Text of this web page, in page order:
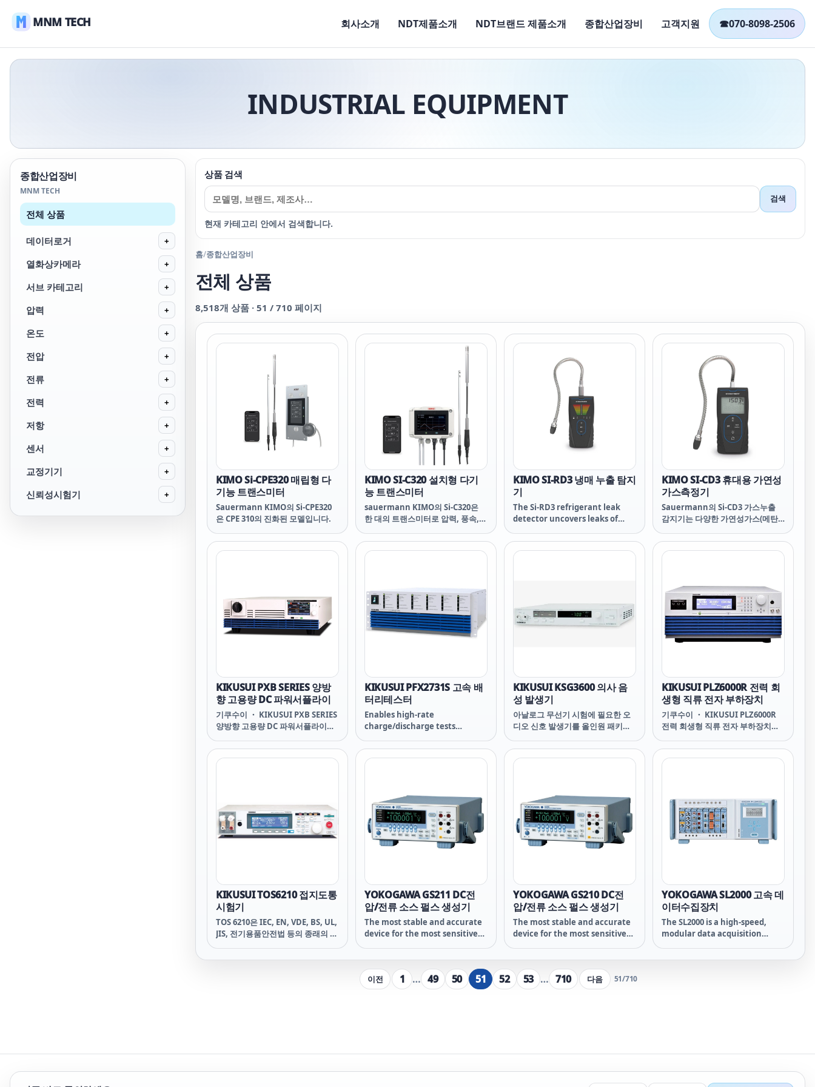
MNM TECH 회사소개 NDT제품소개 NDT브랜드 제품소개 종합산업장비 고객지원 ☎070-8098-2506
INDUSTRIAL EQUIPMENT
종합산업장비
MNM TECH
전체 상품
데이터로거 +
열화상카메라 +
서브 카테고리 +
압력 +
온도 +
전압 +
전류 +
전력 +
저항 +
센서 +
교정기기 +
신뢰성시험기 +
상품 검색
검색
현재 카테고리 안에서 검색합니다.
홈/종합산업장비
전체 상품
8,518개 상품 · 51 / 710 페이지
KIMO Si-CPE320 매립형 다
기능 트랜스미터
Sauermann KIMO의 Si-CPE320
은 CPE 310의 진화된 모델입니다.
KIMO SI-C320 설치형 다기
능 트랜스미터
sauermann KIMO의 Si-C320은
한 대의 트랜스미터로 압력, 풍속,
러 항목 측정이 가능한 다기능 트랜
스미터 입니다.
KIMO SI-RD3 냉매 누출 탐지
기
The Si-RD3 refrigerant leak
detector uncovers leaks of
gases to a high degree of
sensitivity, including all HCFC
A-Gas).
KIMO SI-CD3 휴대용 가연성
가스측정기
Sauermann의 Si-CD3 가스누출
감지기는 다양한 가연성가스(메탄,
수소)의 미세한 누출도 빠르고 쉽게
감지하는 데 적합합니다.
KIKUSUI PXB SERIES 양방
향 고용량 DC 파워서플라이
기쿠수이 ・ KIKUSUI PXB SERIES
양방향 고용량 DC 파워서플라이
Capacity DC Power Supply
PXB20K 1500 PXB20K
기쿠수이 기쿠수이 PXB20K 1500
PXB20K 1500기쿠스이 기쿠스이
PXB20K 1500 PXB20K 1500키쿠스
이 키쿠스이 PXB20K 1500 PXB20K
KIKUSUI PFX2731S 고속 배
터리테스터
Enables high-rate
charge/discharge tests
charge/discharge
performance.
KIKUSUI KSG3600 의사 음
성 발생기
아날로그 무선기 시험에 필요한 오
디오 신호 발생기를 올인원 패키지
KIKUSUI PLZ6000R 전력 회
생형 직류 전자 부하장치
기쿠수이 ・ KIKUSUI PLZ6000R
전력 회생형 직류 전자 부하장치
ELECTRONIC LOAD 전압 3~30V
6~60V 전류 400A 200A 전력 6kW
가능 (MAX 30kW) 소프트 스타트
방식의 시간 설정 가능 통신인터페
이스(E-LOAD) USB(기본),GPIB(기
본) 제품설명 동작범위 : 0~30V /
KIKUSUI TOS6210 접지도통
시험기
TOS 6210은 IEC, EN, VDE, BS, UL,
JIS, 전기용품안전법 등의 종래의 안
체 패널 메모리에 정보처리기기, 가
YOKOGAWA GS211 DC전
압/전류 소스 펄스 생성기
The most stable and accurate
device for the most sensitive
YOKOGAWA GS210 DC전
압/전류 소스 펄스 생성기
The most stable and accurate
device for the most sensitive
YOKOGAWA SL2000 고속 데
이터수집장치
The SL2000 is a high-speed,
modular data acquisition
이전 1 … 49 50 51 52 53 … 710 다음 51/710